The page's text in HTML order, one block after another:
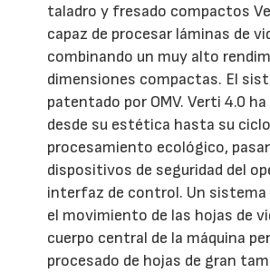
taladro y fresado compactos
capaz de procesar láminas de
combinando un muy alto
dimensiones compactas. El
patentado por OMV. Verti 4.0
desde su estética hasta su
procesamiento ecológico,
dispositivos de seguridad del
interfaz de control. Un sistema
el movimiento de las hojas de
cuerpo central de la máquina
procesado de hojas de gran